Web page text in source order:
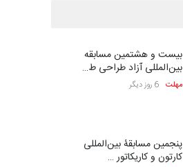
بیست و هشتمین مسابقه
بین‌المللی آزاد طراحی ط…
مهلت 6 روز دیگر
پنجمین مسابقۀ بین‌المللی
کارتون و کاریکاتور …